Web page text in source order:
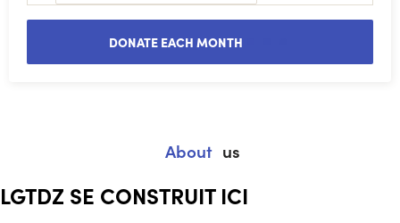
DONATE EACH MONTH
About us
LGTDZ SE CONSTRUIT ICI